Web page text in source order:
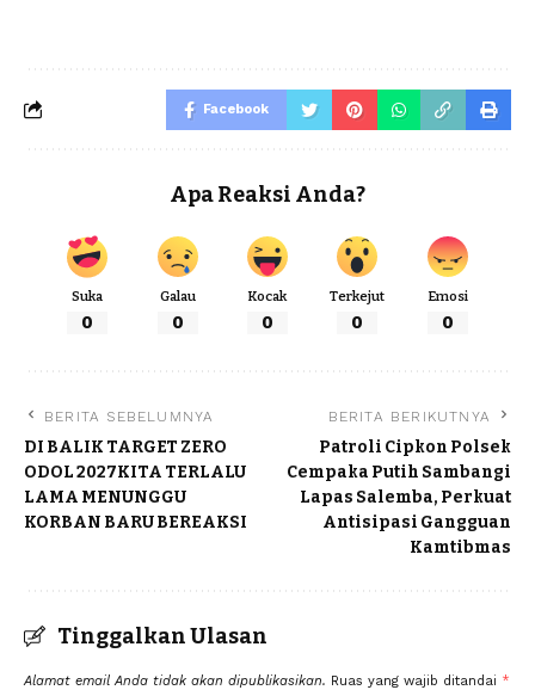
Facebook
Apa Reaksi Anda?
Suka
0
Galau
0
Kocak
0
Terkejut
0
Emosi
0
BERITA SEBELUMNYA
DI BALIK TARGET ZERO
ODOL 2027KITA TERLALU
LAMA MENUNGGU
KORBAN BARU BEREAKSI
BERITA BERIKUTNYA
Patroli Cipkon Polsek
Cempaka Putih Sambangi
Lapas Salemba, Perkuat
Antisipasi Gangguan
Kamtibmas
Tinggalkan Ulasan
Alamat email Anda tidak akan dipublikasikan. Ruas yang wajib ditandai *